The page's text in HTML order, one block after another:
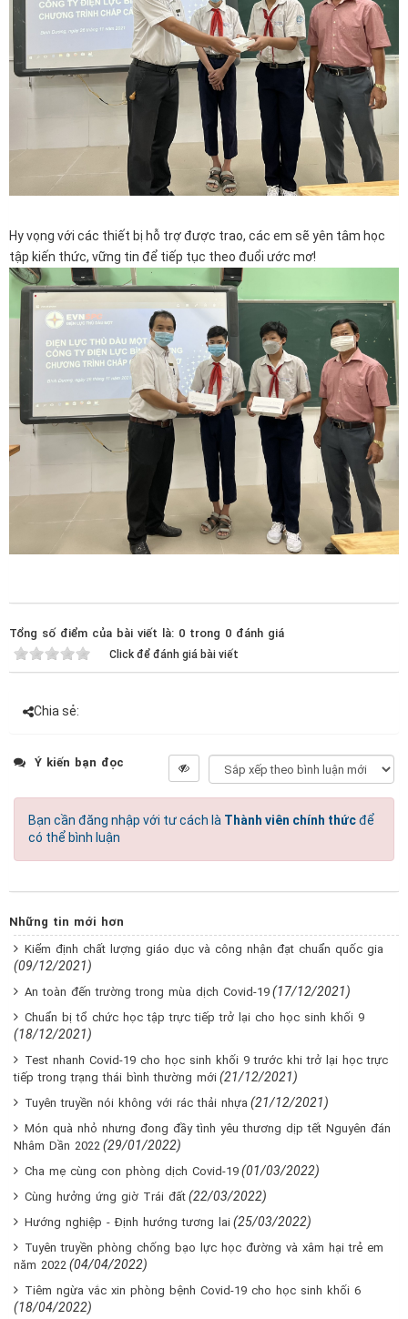
Hy vọng với các thiết bị hỗ trợ được trao, các em sẽ yên tâm học
tập kiến thức, vững tin để tiếp tục theo đuổi ước mơ!
Tổng số điểm của bài viết là: 0 trong 0 đánh giá
Click để đánh giá bài viết
Chia sẻ:
Ý kiến bạn đọc
Bạn cần đăng nhập với tư cách là Thành viên chính thứcđể
có thể bình luận
Những tin mới hơn
Kiểm định chất lượng giáo dục và công nhận đạt chuẩn quốc gia
(09/12/2021)
An toàn đến trường trong mùa dịch Covid-19 (17/12/2021)
Chuẩn bị tổ chức học tập trực tiếp trở lại cho học sinh khối 9
(18/12/2021)
Test nhanh Covid-19 cho học sinh khối 9 trước khi trở lại học trực
tiếp trong trạng thái bình thường mới (21/12/2021)
Tuyên truyền nói không với rác thải nhựa (21/12/2021)
Món quà nhỏ nhưng đong đầy tình yêu thương dịp tết Nguyên đán
Nhâm Dần 2022 (29/01/2022)
Cha mẹ cùng con phòng dịch Covid-19 (01/03/2022)
Cùng hưởng ứng giờ Trái đất (22/03/2022)
Hướng nghiệp - Định hướng tương lai (25/03/2022)
Tuyên truyền phòng chống bạo lực học đường và xâm hại trẻ em
năm 2022 (04/04/2022)
Tiêm ngừa vắc xin phòng bệnh Covid-19 cho học sinh khối 6
(18/04/2022)